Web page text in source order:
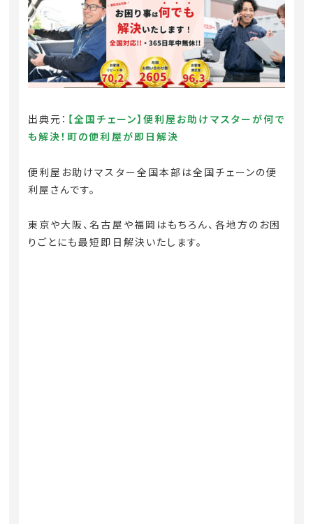
出典元： 【全国チェーン】便利屋お助けマスターが何で
も解決！町の便利屋が即日解決
便利屋お助けマスター全国本部は全国チェーンの便
利屋さんです。
東京や大阪、名古屋や福岡はもちろん、各地方のお困
りごとにも最短即日解決いたします。